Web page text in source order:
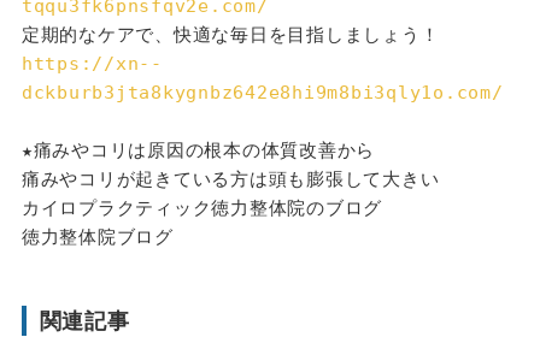
tqqu3fk6pnsfqv2e.com/
定期的なケアで、快適な毎日を目指しましょう！
https://xn--
dckburb3jta8kygnbz642e8hi9m8bi3qly1o.com/
★痛みやコリは原因の根本の体質改善から
痛みやコリが起きている方は頭も膨張して大きい
カイロプラクティック徳力整体院のブログ
徳力整体院ブログ
関連記事